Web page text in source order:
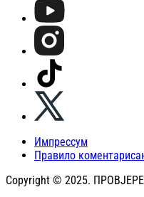
Импрессум
Правило
Copyright © 2025.